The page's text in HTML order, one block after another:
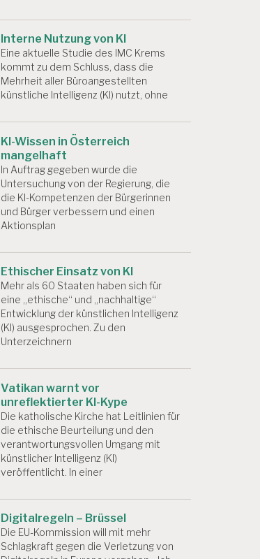
Interne Nutzung von KI
Eine aktuelle Studie des IMC Krems
kommt zu dem Schluss, dass die
Mehrheit aller Büroangestellten
künstliche Intelligenz (KI) nutzt, ohne
KI-Wissen in Österreich
mangelhaft
In Auftrag gegeben wurde die
Untersuchung von der Regierung, die
die KI-Kompetenzen der Bürgerinnen
und Bürger verbessern und einen
Aktionsplan
Ethischer Einsatz von KI
Mehr als 60 Staaten haben sich für
eine „ethische“ und „nachhaltige“
Entwicklung der künstlichen Intelligenz
(KI) ausgesprochen. Zu den
Unterzeichnern
Vatikan warnt vor
unreflektierter KI-Kype
Die katholische Kirche hat Leitlinien für
die ethische Beurteilung und den
verantwortungsvollen Umgang mit
künstlicher Intelligenz (KI)
veröffentlicht. In einer
Digitalregeln – Brüssel
Die EU-Kommission will mit mehr
Schlagkraft gegen die Verletzung von